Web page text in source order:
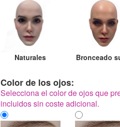
Naturales Bronceado
Color de los ojos:
Selecciona el color de ojos que
incluidos sin coste adicional.